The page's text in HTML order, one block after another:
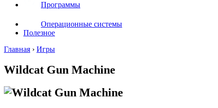
Программы
Операционные системы
Полезное
Главная › Игры
Wildcat Gun Machine